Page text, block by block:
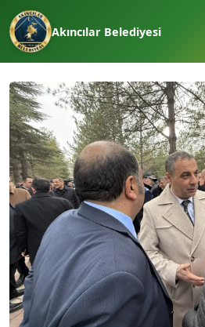
Akıncılar Belediyesi